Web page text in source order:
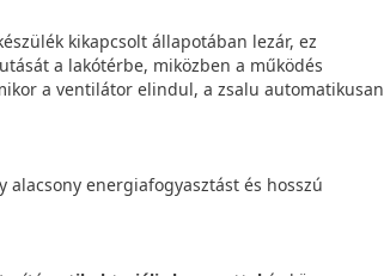
kikapcsolt állapotában lezár, ez
a lakótérbe, miközben a működés
a ventilátor elindul, a zsalu automatikusan
alacsony energiafogyasztást és hosszú